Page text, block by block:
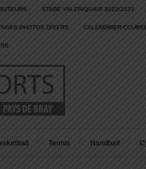
STADE VALERIQUAIS 2022/2023
PHOTOS DIVERS CALENDRIER
Tennis Handball